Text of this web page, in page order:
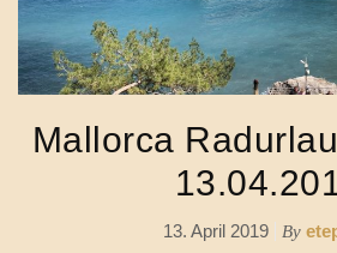
Mallorca
13. April 2019 By